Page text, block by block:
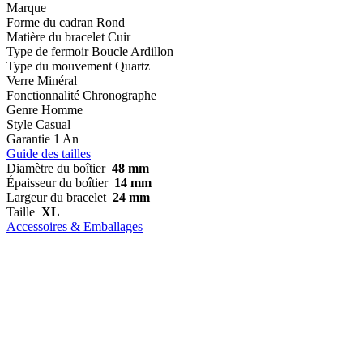
Marque
Forme du cadran Rond
Matière du bracelet Cuir
Type de fermoir Boucle Ardillon
Type du mouvement Quartz
Verre Minéral
Fonctionnalité Chronographe
Genre Homme
Style Casual
Garantie 1 An
Guide des tailles
Diamètre du boîtier 48 mm
Épaisseur du boîtier 14 mm
Largeur du bracelet 24 mm
Taille XL
Accessoires & Emballages